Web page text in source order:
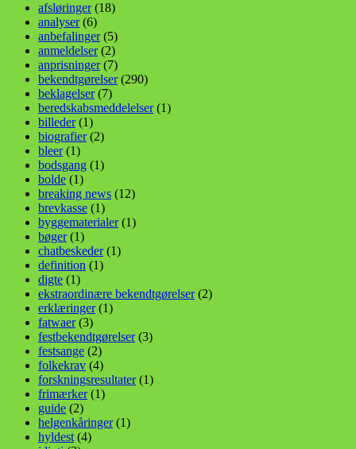
afsløringer(18)
analyser(6)
anbefalinger(5)
anmeldelser(2)
anprisninger(7)
bekendtgørelser(290)
beklagelser(7)
beredskabsmeddelelser(1)
billeder(1)
biografier(2)
bleer(1)
bodsgang (1)
bolde (1)
breaking news (12)
brevkasse (1)
byggematerialer(1)
bøger(1)
chatbeskeder(1)
definition (1)
digte (1)
ekstraordinære bekendtgørelser(2)
erklæringer(1)
fatwaer(3)
festbekendtgørelser(3)
festsange (2)
folkekrav (4)
forskningsresultater(1)
frimærker(1)
guide (2)
helgenkåringer(1)
hyldest (4)